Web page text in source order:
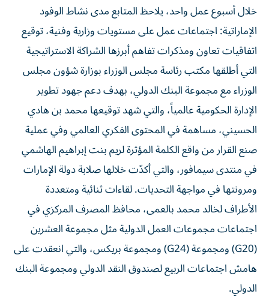
خلال أسبوع عمل واحد، يلاحظ المتابع مدى نشاط الوفود
الإماراتية: اجتماعات عمل على مستويات وزارية وفنية، توقيع
اتفاقيات تعاون ومذكرات تفاهم أبرزها الشراكة الاستراتيجية
التي أطلقها مكتب رئاسة مجلس الوزراء بوزارة شؤون مجلس
الوزراء مع مجموعة البنك الدولي، بهدف دعم جهود تطوير
الإدارة الحكومية عالمياً، والتي شهد توقيعها محمد بن هادي
الحسيني، مساهمة في المحتوى الفكري العالمي وفي عملية
صنع القرار من واقع الكلمة المؤثرة لريم بنت إبراهيم الهاشمي
في منتدى سيمافور، والتي أكدّت خلالها صلابة دولة الإمارات
ومرونتها في مواجهة التحديات. لقاءات ثنائية ومتعددة
الأطراف لخالد محمد بالعمى، محافظ المصرف المركزي في
اجتماعات مجموعات العمل الدولية مثل مجموعة العشرين
(G20) ومجموعة (G24) ومجموعة بريكس، والتي انعقدت على
هامش اجتماعات الربيع لصندوق النقد الدولي ومجموعة البنك
الدولي.